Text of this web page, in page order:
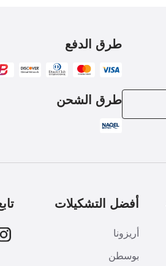
طرق الدفع
طرق الشحن
أفضل التشكيلات
أريزونا
بوسطن